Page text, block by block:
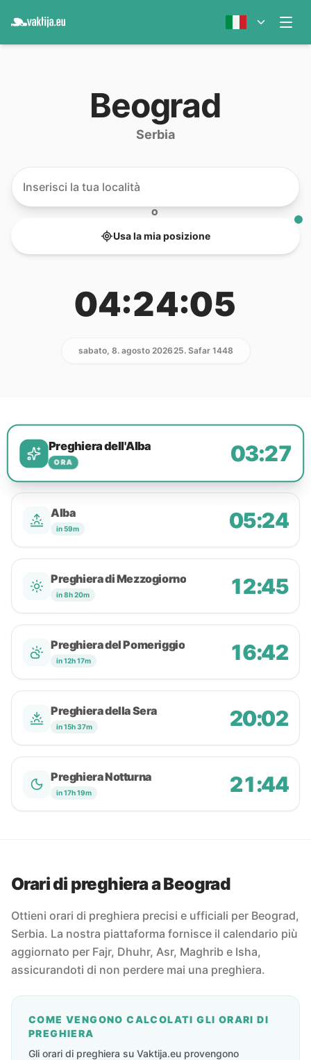
Beograd
Serbia
O
Usa la mia posizione
04:24:06
sabato, 8. agosto 202625. Safar 1448
Preghiera dell'Alba
ORA 03:27
Alba
in 59m 05:24
Preghiera di Mezzogiorno
in 8h 20m 12:45
Preghiera del Pomeriggio
in 12h 17m 16:42
Preghiera della Sera
in 15h 37m 20:02
Preghiera Notturna
in 17h 19m 21:44
Orari di preghiera a Beograd
Ottieni orari di preghiera precisi e ufficiali per Beograd,
Serbia. La nostra piattaforma fornisce il calendario più
aggiornato per Fajr, Dhuhr, Asr, Maghrib e Isha,
assicurandoti di non perdere mai una preghiera.
COME VENGONO CALCOLATI GLI ORARI DI
PREGHIERA
Gli orari di preghiera su Vaktija.eu provengono